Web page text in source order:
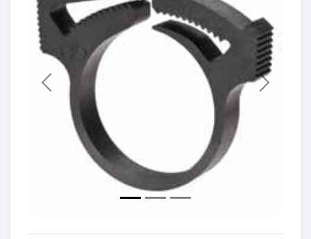
Previous Next